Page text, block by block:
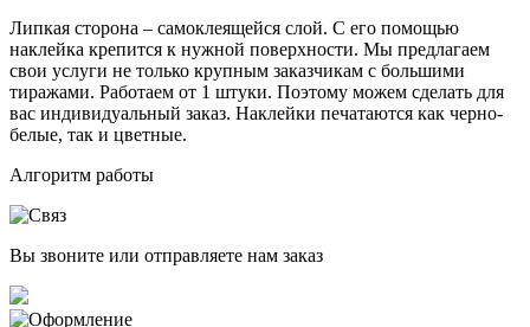
Липкая сторона – самоклеящейся слой. С его помощью
наклейка крепится к нужной поверхности. Мы предлагаем
свои услуги не только крупным заказчикам с большими
тиражами. Работаем от 1 штуки. Поэтому можем сделать для
вас индивидуальный заказ. Наклейки печатаются как черно-
белые, так и цветные.
Алгоритм работы
Вы звоните или отправляете нам заказ